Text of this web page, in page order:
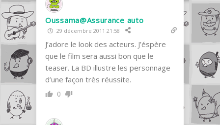
Oussama@Assurance auto
29 décembre 2011 21:58
J’adore le look des acteurs. J’éspère
que le film sera aussi bon que le
teaser. La BD illustre les personnage
d’une façon très réussite.
0